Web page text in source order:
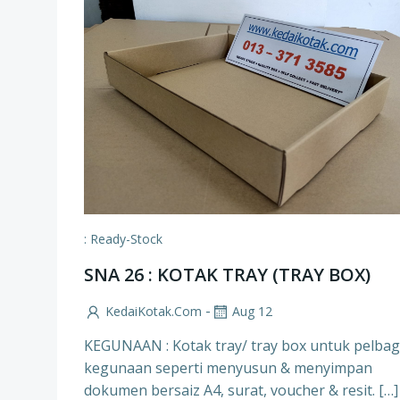
: Ready-Stock
SNA 26 : KOTAK TRAY (TRAY BOX)
KedaiKotak.com - Aug 12
KEGUNAAN : Kotak tray/ tray box untuk
kegunaan seperti menyusun & menyimpan
dokumen bersaiz A4, surat, voucher & resit. […]